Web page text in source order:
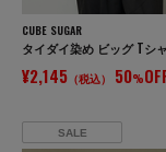
CUBE SUGAR
タイダイ染め ビッグ Tシ
¥2,145 （税込） 50%
SALE